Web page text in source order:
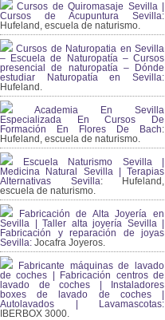
Cursos de Quiromasaje Sevilla |
Cursos de Acupuntura Sevilla:
Hufeland, escuela de naturismo.
Cursos de Naturopatia en Sevilla
– Escuela de Naturopatía – Cursos
presencial de naturopatía – Dónde
estudiar Naturopatía en Sevilla:
Hufeland.
Academia En Sevilla
Especializada En Cursos De
Formación En Flores De Bach:
Hufeland, escuela de naturismo.
Escuela Naturismo Sevilla |
Medicina Natural Sevilla | Terapias
Alternativas Sevilla: Hufeland,
escuela de naturismo.
Fabricación de Alta Joyería en
Sevilla | Taller alta joyería Sevilla |
Fabricación y reparación de joyas
Sevilla: Jocafra Joyeros.
Fabricante máquinas de lavado
de coches | Fabricación centros de
lavado de coches | Instaladores
boxes de lavado de coches |
Autolavados | Lavamascotas:
IBERBOX 3000.